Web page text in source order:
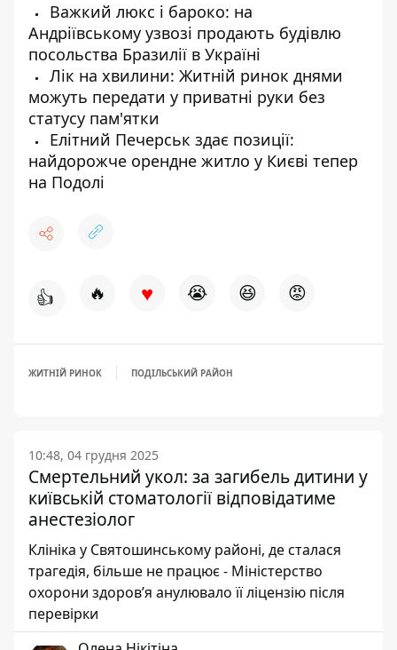
Важкий люкс і бароко: на
Андріївському узвозі продають будівлю
посольства Бразилії в Україні
Лік на хвилини: Житній ринок днями
можуть передати у приватні руки без
статусу пам'ятки
Елітний Печерськ здає позиції:
найдорожче орендне житло у Києві тепер
на Подолі
👍 🔥 ♥ 😭 😆 😡
ЖИТНІЙ РИНОК ПОДІЛЬСЬКИЙ РАЙОН
10:48, 04 грудня 2025
Смертельний укол: за загибель дитини у
київській стоматології відповідатиме
анестезіолог
Клініка у Святошинському районі, де сталася
трагедія, більше не працює - Міністерство
охорони здоров’я анулювало її ліцензію після
перевірки